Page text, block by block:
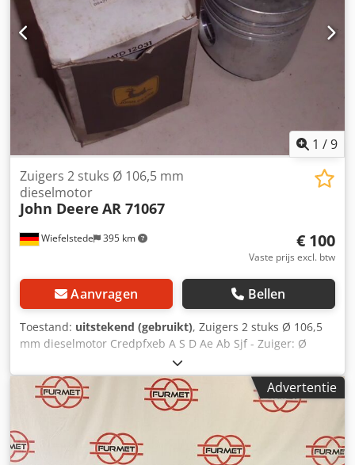
1 /9
Wiefelstede 395 km
Zuigers 2 stuks Ø 106,5 mm
dieselmotor
John Deere AR 71067
€ 100
Vaste prijs excl. btw
Aanvragen Bellen
Toestand: uitstekend (gebruikt), Zuigers 2 stuks Ø 106,5
mm dieselmotor Credpfxeb A S D Ae Ab Sjf - Zuiger: Ø
106,5 mm - Zuurhoogte: 112 mm - Zuigerpen: Ø 41,278 mm
- Complete prijs: 2 stuks - Gewicht: 1,4 kg/stuk
Advertentie